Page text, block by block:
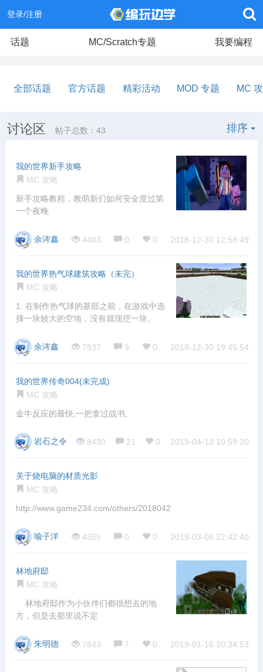
登录/注册
话题 MC/Scratch专题 我要编程
全部话题 官方话题 精彩活动 MOD 专题 MC
讨论区 帖子总数：43 排序
我的世界新手攻略
MC 攻略
新手攻略教程，教萌新们如何安全度过第
一个夜晚
余涔鑫 4403 0 0 2018-12-30 12:58:49
我的世界热气球建筑攻略（未完）
MC 攻略
1. 在制作热气球的基部之前，在游戏中选
择一块较大的空地，没有就现挖一块。
余涔鑫 7837 9 0 2018-12-30 19:45:54
我的世界传奇004(未完成)
MC 攻略
金牛反应的最快,一把拿过战书,
岩石之令 8430 21 0 2019-04-13 10:59:20
关于烧电脑的材质光影
MC 攻略
http://www.game234.com/others/20180426/1
喻子洋 4355 0 0 2019-03-06 22:42:40
林地府邸
MC 攻略
林地府邸作为小伙伴们都很想去的地
方，但是去那里说不定
朱明德 7843 7 0 2019-01-16 20:34:53